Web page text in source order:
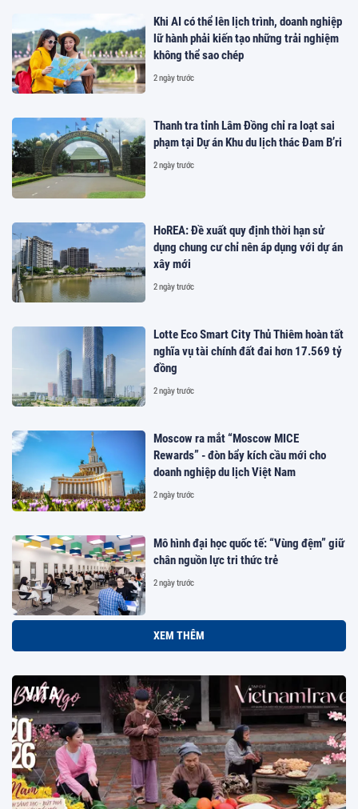
Khi AI có thể lên lịch trình, doanh nghiệp
lữ hành phải kiến tạo những trải nghiệm
không thể sao chép
2 ngày trước
Thanh tra tỉnh Lâm Đồng chỉ ra loạt sai
phạm tại Dự án Khu du lịch thác Đam B’ri
2 ngày trước
HoREA: Đề xuất quy định thời hạn sử
dụng chung cư chỉ nên áp dụng với dự án
xây mới
2 ngày trước
Lotte Eco Smart City Thủ Thiêm hoàn tất
nghĩa vụ tài chính đất đai hơn 17.569 tỷ
đồng
2 ngày trước
Moscow ra mắt “Moscow MICE
Rewards” - đòn bẩy kích cầu mới cho
doanh nghiệp du lịch Việt Nam
2 ngày trước
Mô hình đại học quốc tế: “Vùng đệm” giữ
chân nguồn lực tri thức trẻ
2 ngày trước
XEM THÊM
VITA